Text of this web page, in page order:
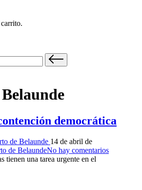
democrática
de Belaunde 14 de abril de
de BelaundeNo hay comentarios
tienen una tarea urgente en el